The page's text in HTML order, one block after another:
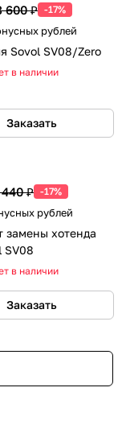
600 ₽ -17%
рублей
Sovol SV08/Zero
в наличии
Заказать
440 ₽ -17%
рублей
замены хотенда
SV08
в наличии
Заказать